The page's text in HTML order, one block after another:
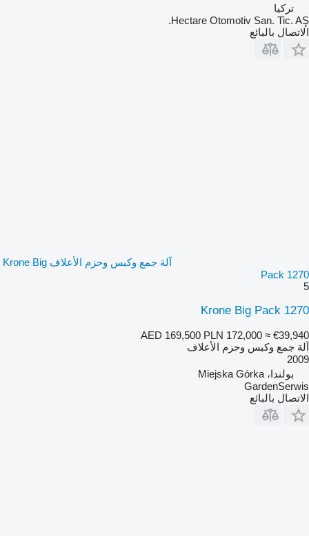
تركيا
Hectare Otomotiv San. Tic. AŞ.
الاتصال بالبائع
آلة جمع وكبس وحزم الأعلاف Krone Big
Pack 1270
5
Krone Big Pack 1270
AED 169,500 PLN 172,000 ≈ €39,940
آلة جمع وكبس وحزم الأعلاف
2009
بولندا، Miejska Górka
GardenSerwis
الاتصال بالبائع